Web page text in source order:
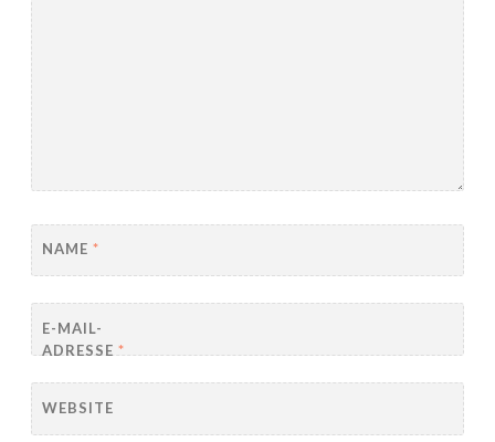
NAME *
E-MAIL-
ADRESSE *
WEBSITE